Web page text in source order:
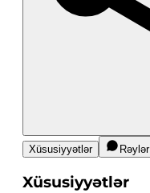
Xüsusiyyətlər
Rəylər
Xüsusiyyətlər